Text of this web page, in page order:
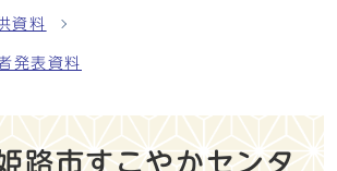
資料
発表資料
市すこやかセンタ